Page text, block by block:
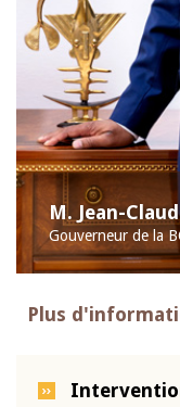
M. Jean-
Gouverneur de la
Plus